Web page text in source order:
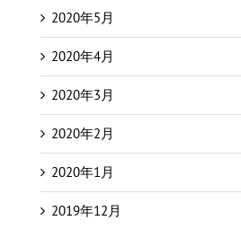
2020年5月
2020年4月
2020年3月
2020年2月
2020年1月
2019年12月